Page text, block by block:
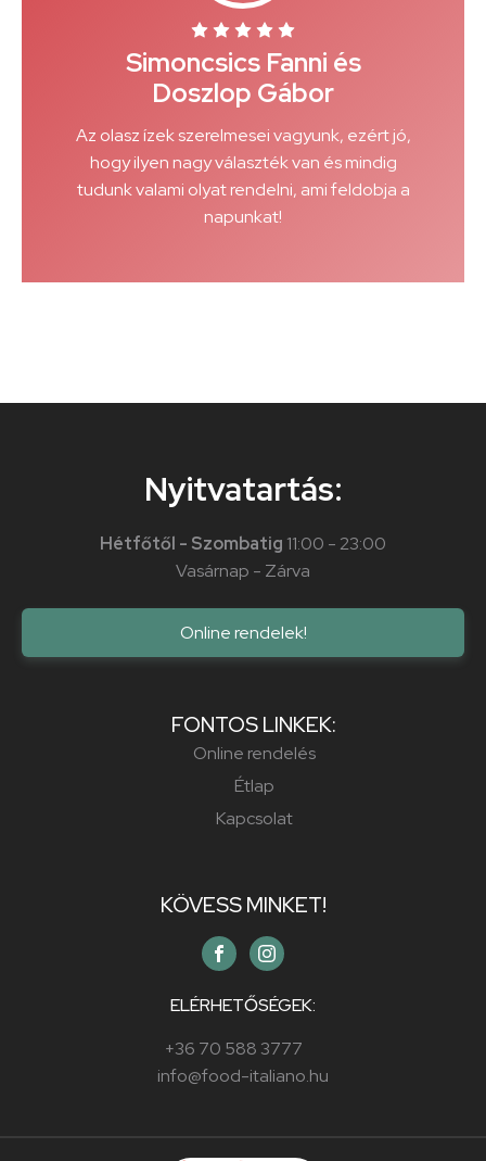
Simoncsics Fanni és
Doszlop Gábor
Az olasz ízek szerelmesei vagyunk, ezért jó,
hogy ilyen nagy választék van és mindig
tudunk valami olyat rendelni, ami feldobja a
napunkat!
Nyitvatartás:
Hétfőtől - Szombatig 11:00 - 23:00
Vasárnap - Zárva
Online rendelek!
FONTOS LINKEK:
Online rendelés
Étlap
Kapcsolat
KÖVESS MINKET!
ELÉRHETŐSÉGEK:
+36 70 588 3777
info@food-italiano.hu